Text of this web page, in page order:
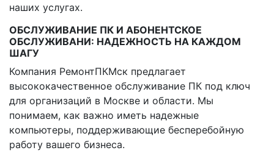
наших услугах.
ОБСЛУЖИВАНИЕ ПК И АБОНЕНТСКОЕ
ОБСЛУЖИВАНИ: НАДЕЖНОСТЬ НА КАЖДОМ
ШАГУ
Компания РемонтПКМск предлагает
высококачественное обслуживание ПК под ключ
для организаций в Москве и области. Мы
понимаем, как важно иметь надежные
компьютеры, поддерживающие бесперебойную
работу вашего бизнеса.